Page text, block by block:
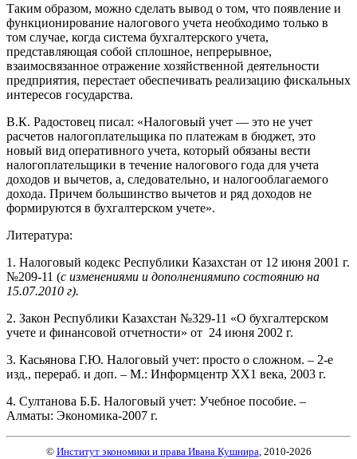
Таким образом, можно сделать вывод о том, что появление и
функционирование налогового учета необходимо только в
том случае, когда система бухгалтерского учета,
представляющая собой сплошное, непрерывное,
взаимосвязанное отражение хозяйственной деятельности
предприятия, перестает обеспечивать реализацию фискальных
интересов государства.
В.К. Радостовец писал: «Налоговый учет — это не учет
расчетов налогоплательщика по платежам в бюджет, это
новый вид оперативного учета, который обязаны вести
налогоплательщики в течение налогового года для учета
доходов и вычетов, а, следовательно, и налогооблагаемого
дохода. Причем большинство вычетов и ряд доходов не
формируются в бухгалтерском учете».
Литература:
1. Налоговый кодекс Республики Казахстан от 12 июня 2001 г.
№209-11 (с изменениями и дополнениямипо состоянию на
15.07.2010 г).
2. Закон Республики Казахстан №329-11 «О бухгалтерском
учете и финансовой отчетности» от 24 июня 2002 г.
3. Касьянова Г.Ю. Налоговый учет: просто о сложном. – 2-е
изд., перераб. и доп. – М.: Информцентр ХХ1 века, 2003 г.
4. Султанова Б.Б. Налоговый учет: Учебное пособие. –
Алматы: Экономика-2007 г.
© Институт экономики и права Ивана Кушнира , 2010-2026